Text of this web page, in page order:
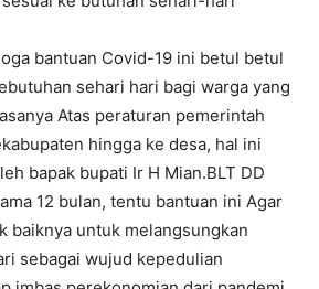
bantuan Covid-19 ini betul betul
sehari hari bagi warga yang
Atas peraturan pemerintah
hingga ke desa, hal ini
bapak bupati Ir H Mian.BLT DD
12 bulan, tentu bantuan ini Agar
baiknya untuk melangsungkan
sebagai wujud kepedulian